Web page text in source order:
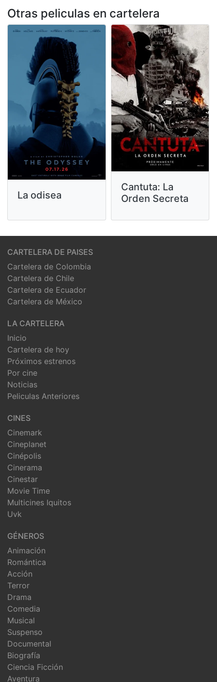
Otras peliculas en cartelera
La odisea
Cantuta: La
Orden Secreta
CARTELERA DE PAISES
Cartelera de Colombia
Cartelera de Chile
Cartelera de Ecuador
Cartelera de México
LA CARTELERA
Inicio
Cartelera de hoy
Próximos estrenos
Por cine
Noticias
Peliculas Anteriores
CINES
Cinemark
Cineplanet
Cinépolis
Cinerama
Cinestar
Movie Time
Multicines Iquitos
Uvk
GÉNEROS
Animación
Romántica
Acción
Terror
Drama
Comedia
Musical
Suspenso
Documental
Biografía
Ciencia Ficción
Aventura